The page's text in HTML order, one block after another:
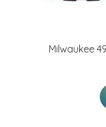
Milwaukee